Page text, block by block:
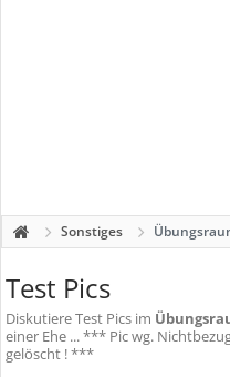
Sonstiges
Test Pics
DiskutiereTest Pics im
einer Ehe ... *** Pic wg.
gelöscht ! ***